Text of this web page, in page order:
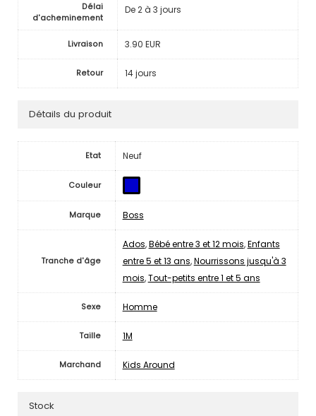
Délai
d'acheminement
De 2 à 3 jours
Livraison 3.90 EUR
Retour 14 jours
Détails du produit
Etat Neuf
Couleur
Marque Boss
Tranche d'âge
Ados,Bébé entre 3 et 12 mois,Enfants
entre 5 et 13 ans,Nourrissons jusqu'à 3
mois,Tout-petits entre 1 et 5 ans
Sexe Homme
Taille 1M
Marchand Kids Around
Stock